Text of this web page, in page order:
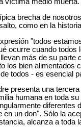
víctima medio muerta.
de nosotros
como en la
"todos estamos
ocurre cuando
más de su
los bien
todos - es esencial
presenta una
humana en toda
diferentes
un don". Sólo la
alcanza a toda